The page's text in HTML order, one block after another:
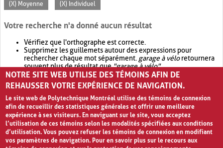
(X) Moyenne (X) Individuel
Votre recherche n'a donné aucun résultat
Vérifiez que l'orthographe est correcte.
Supprimez les guillemets autour des expressions pour
rechercher chaque mot séparément. garage à véloretournera
souvent plus de résultat que"garage à vélo".
Envisagez d'élargir votre recherche avec OR.garage OR vélo
retournera souvent plus de résultat quegarage à vélo
NOTRE SITE WEB UTILISE DES TÉMOINS AFIN DE
REHAUSSER VOTRE EXPÉRIENCE DE NAVIGATION.
Le site web de Polytechnique Montréal utilise des témoins de connexion
afin de recueillir des statistiques générales et offrir une meilleure
expérience à ses visiteurs. En naviguant sur le site, vous acceptez
l’utilisation de ces témoins selon les modalités spécifiées aux conditions
d’utilisation. Vous pouvez refuser les témoins de connexion en modifiant
vos paramètres de navigation. Pour en savoir plus sur le recours aux